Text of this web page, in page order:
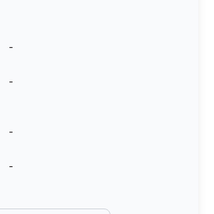
-
-
-
-